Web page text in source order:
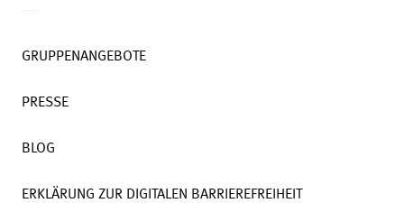
GRUPPENANGEBOTE
PRESSE
BLOG
ERKLÄRUNG ZUR DIGITALEN BARRIEREFREIHEIT